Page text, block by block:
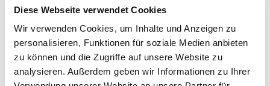
Diese Webseite verwendet Cookies
Wir verwenden Cookies, um Inhalte und Anzeigen zu
personalisieren, Funktionen für soziale Medien anbieten
zu können und die Zugriffe auf unsere Website zu
analysieren. Außerdem geben wir Informationen zu Ihrer
Anwendungszeitpunkte verteilen.
Selbsthergestellte Erde für Pflanzungen:
mischen Sie bei Bedarf zur Anhebung des pH-Wertes um eine
Einheit 5 g Azet® RasenKalk/l Erde ein
Anwendungs-/Zulassungsgebiete Rasen und andere Pflanzen
mit Kalkmangel